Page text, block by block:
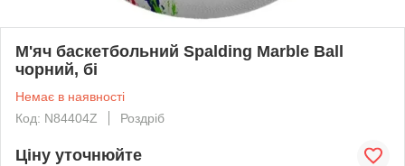
М'яч баскетбольний Spalding Marble Ball
чорний, бі
Немає в наявності
Код: N84404Z
Роздріб
Ціну уточнюйте